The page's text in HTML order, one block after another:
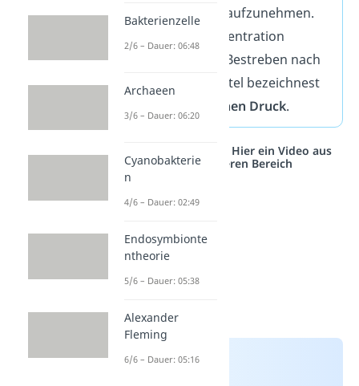
danach, Wasser aufzunehmen.
So wird die Konzentration
gesenkt. Dieses Bestreben nach
dem Lösungsmittel bezeichnest
osmotischen Druck.
Studyflix vernetzt: Hier ein Video aus
einem anderen Bereich
Bakterienzelle
2/6 – Dauer: 06:48
Archaeen
3/6 – Dauer: 06:20
Cyanobakterie
n
4/6 – Dauer: 02:49
Endosymbionte
ntheorie
5/6 – Dauer: 05:38
Alexander
Fleming
6/6 – Dauer: 05:16